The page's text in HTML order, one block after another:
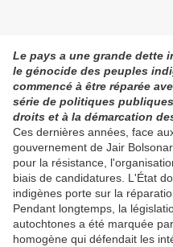
Le pays a une grande dette
le génocide des peuples
commencé à être réparée
série de politiques
droits et à la démarcation
Ces dernières années, face
gouvernement de Jair
pour la résistance,
biais de candidatures. L'État
indigènes porte sur la
Pendant longtemps, la
autochtones a été marquée
homogène qui défendait les